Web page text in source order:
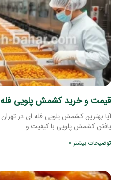
قیمت و خرید کشمش پلویی فله
آیا بهترین کشمش پلویی فله ای در تهران
یافتن کشمش پلویی با کیفیت و
توضیحات بیشتر »